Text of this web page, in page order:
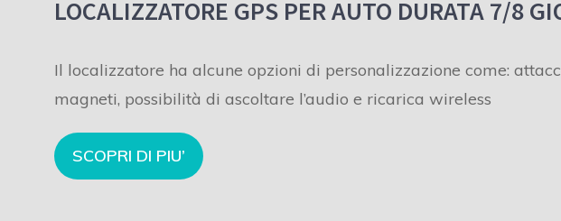
LOCALIZZATORE GPS PER AUTO DURATA 7/8
Il localizzatore ha alcune opzioni di personalizzazione come:
magneti, possibilità di ascoltare l’audio e ricarica wireless
SCOPRI DI PIU’